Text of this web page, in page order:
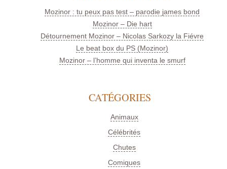
Mozinor : tu peux pas test – parodie james bond
Mozinor – Die hart
Détournement Mozinor – Nicolas Sarkozy la Fiévre
Le beat box du PS (Mozinor)
Mozinor – l’homme qui inventa le smurf
CATÉGORIES
Animaux
Célébrités
Chutes
Comiques